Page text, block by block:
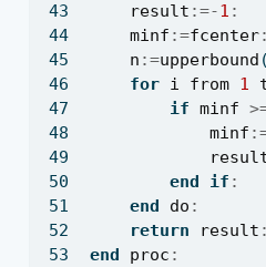
result :=-1 :
minf :=fcenter:
n :=upperbound (
for i from 1
if minf
minf
end
if :
end
do :
return
result :
end
proc :